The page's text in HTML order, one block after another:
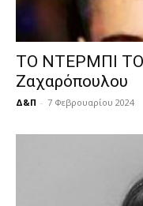
ΤΟ ΝΤΕΡΜΠΙ
Ζαχαρόπουλου
Δ&Π - 7 Φεβρουαρίου 2024